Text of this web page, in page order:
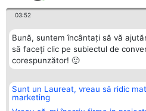
03:52
Bună, suntem încântați să vă
să faceți clic pe subiectul de
corespunzător! 🙂
Sunt un Laureat, vreau să ridic
marketing
Organizator Ranking
BRIGHT SOLUTIONS BR SRL
Aleea Timisul De Sus 2 Bl. A30
Plebiscyt
Lista Tuturor